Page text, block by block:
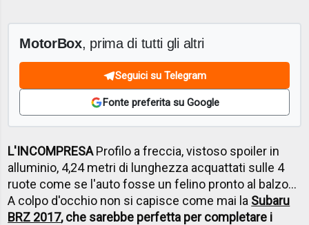
MotorBox, prima di tutti gli altri
Seguici su Telegram
Fonte preferita su Google
L'INCOMPRESAProfilo a freccia, vistoso spoiler in
alluminio, 4,24 metri di lunghezza acquattati sulle 4
ruote come se l'auto fosse un felino pronto al balzo...
A colpo d'occhio non si capisce come mai la Subaru
BRZ 2017, che sarebbe perfetta per completare i